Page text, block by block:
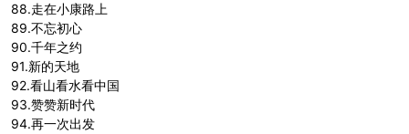
88.走在小康路上
89.不忘初心
90.千年之约
91.新的天地
92.看山看水看中国
93.赞赞新时代
94.再一次出发